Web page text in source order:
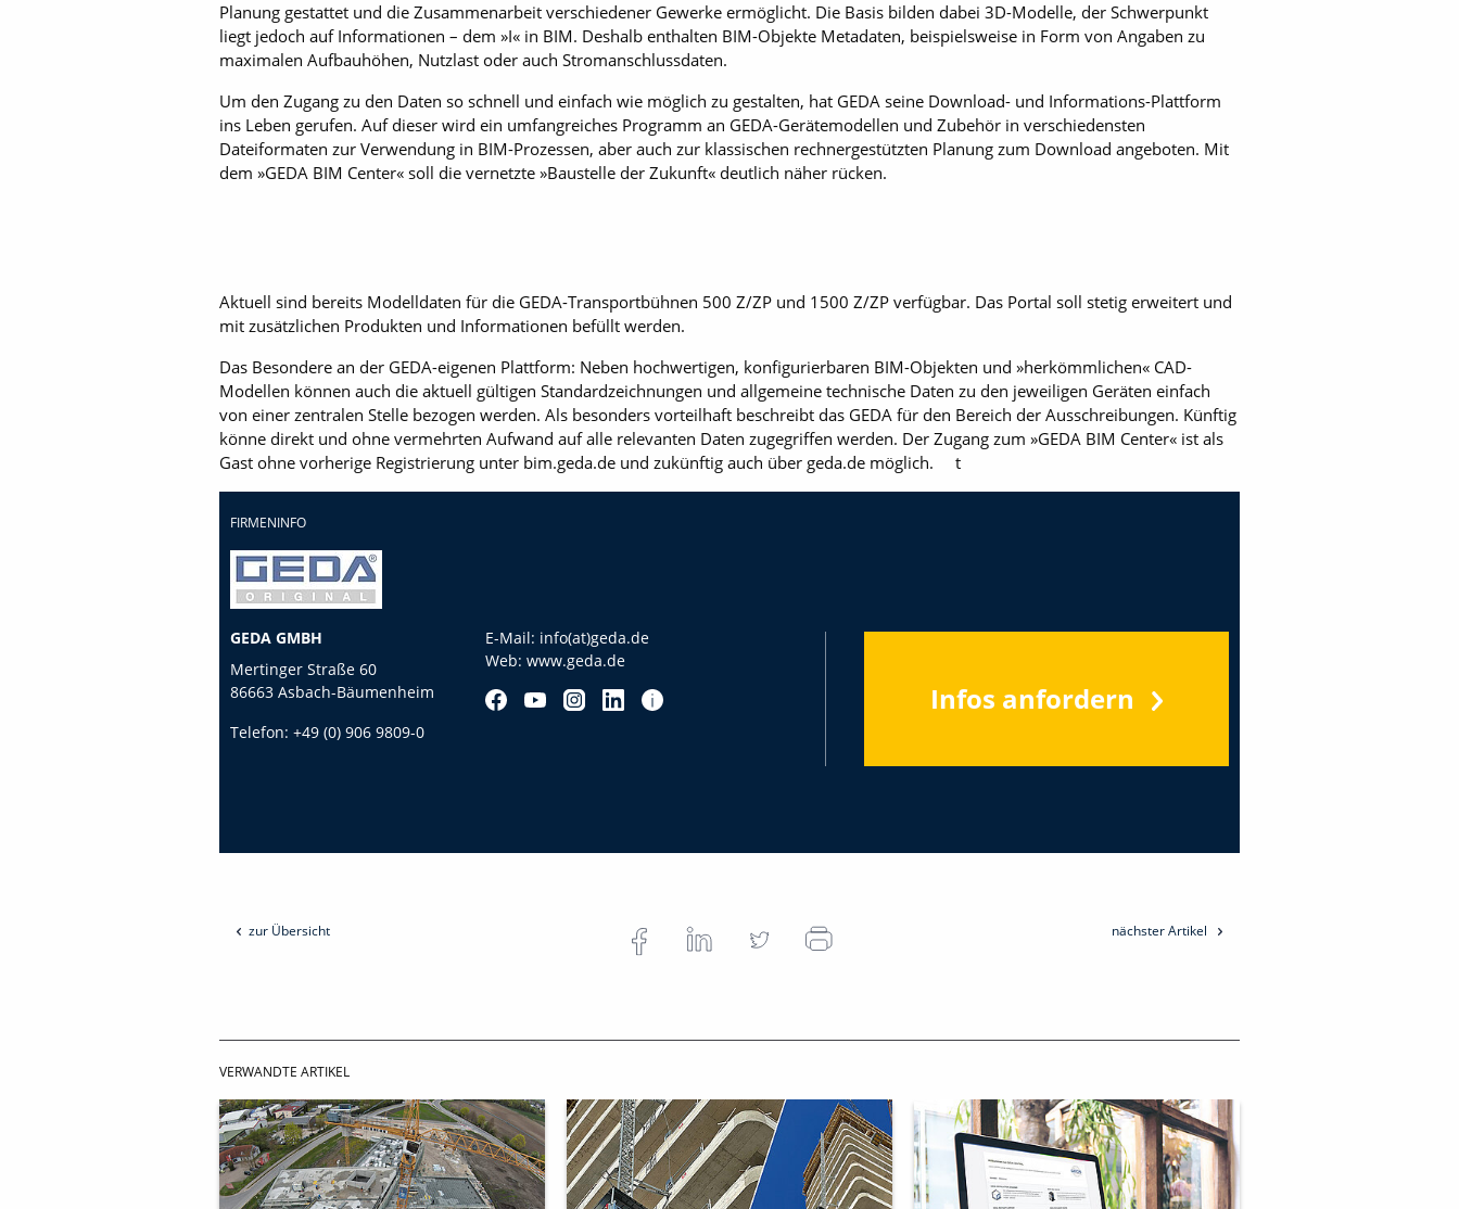
Planung gestattet und die Zusammenarbeit verschiedener Gewerke ermöglicht. Die Basis bilden dabei 3D-Modelle, der Schwerpunkt
liegt jedoch auf Informationen – dem »I« in BIM. Deshalb enthalten BIM-Objekte Metadaten, beispielsweise in Form von Angaben zu
maximalen Aufbauhöhen, Nutzlast oder auch Stromanschlussdaten.
Um den Zugang zu den Daten so schnell und einfach wie möglich zu gestalten, hat GEDA seine Download- und Informations-Plattform
ins Leben gerufen. Auf dieser wird ein umfang­reiches Programm an GEDA-Gerätemodellen und Zubehör in verschiedensten
Dateiformaten zur Verwendung in BIM-Prozessen, aber auch zur klassischen rechnergestützten Planung zum Download angeboten. Mit
dem »GEDA BIM Center« soll die vernetzte »Baustelle der Zukunft« deutlich näher rücken.
Aktuell sind bereits Modelldaten für die GEDA-Transportbühnen 500 Z/ZP und 1500 Z/ZP verfügbar. Das Portal soll stetig erweitert und
mit zusätzlichen Produkten und Informationen befüllt werden.
Das Besondere an der GEDA-eigenen Plattform: Neben hochwertigen, konfigurierbaren BIM-Objekten und »herkömmlichen« CAD-
Modellen können auch die aktuell gültigen Standardzeichnungen und allgemeine technische Daten zu den jeweiligen Geräten einfach
von einer zentralen Stelle bezogen werden. Als besonders vorteilhaft beschreibt das GEDA für den Bereich der Ausschreibungen. Künftig
könne direkt und ohne vermehrten Aufwand auf alle relevanten Daten zugegriffen werden. Der Zugang zum »GEDA BIM Center« ist als
Gast ohne vorherige Registrierung unter bim.geda.de und zukünftig auch über geda.de möglich. t
FIRMENINFO
GEDA GMBH
Mertinger Straße 60
86663 Asbach-Bäumenheim
Telefon: +49 (0) 906 9809-0
E-Mail: info(at)geda.de
Web: www.geda.de
Infos anfordern
zur Übersicht nächster Artikel
VERWANDTE ARTIKEL